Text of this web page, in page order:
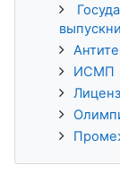
ИСМП